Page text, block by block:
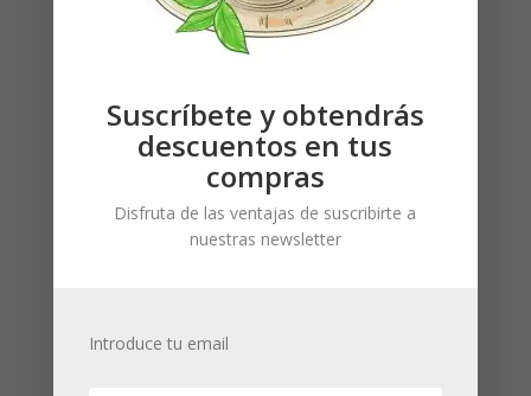
visagra
rectangular
Suscríbete y obtendrás
descuentos en tus
compras
Disfruta de las ventajas de suscribirte a
nuestras newsletter
Introduce tu email